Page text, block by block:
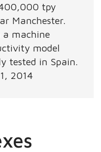
tpy
Manchester.
a machine
model
tested in Spain.
2014